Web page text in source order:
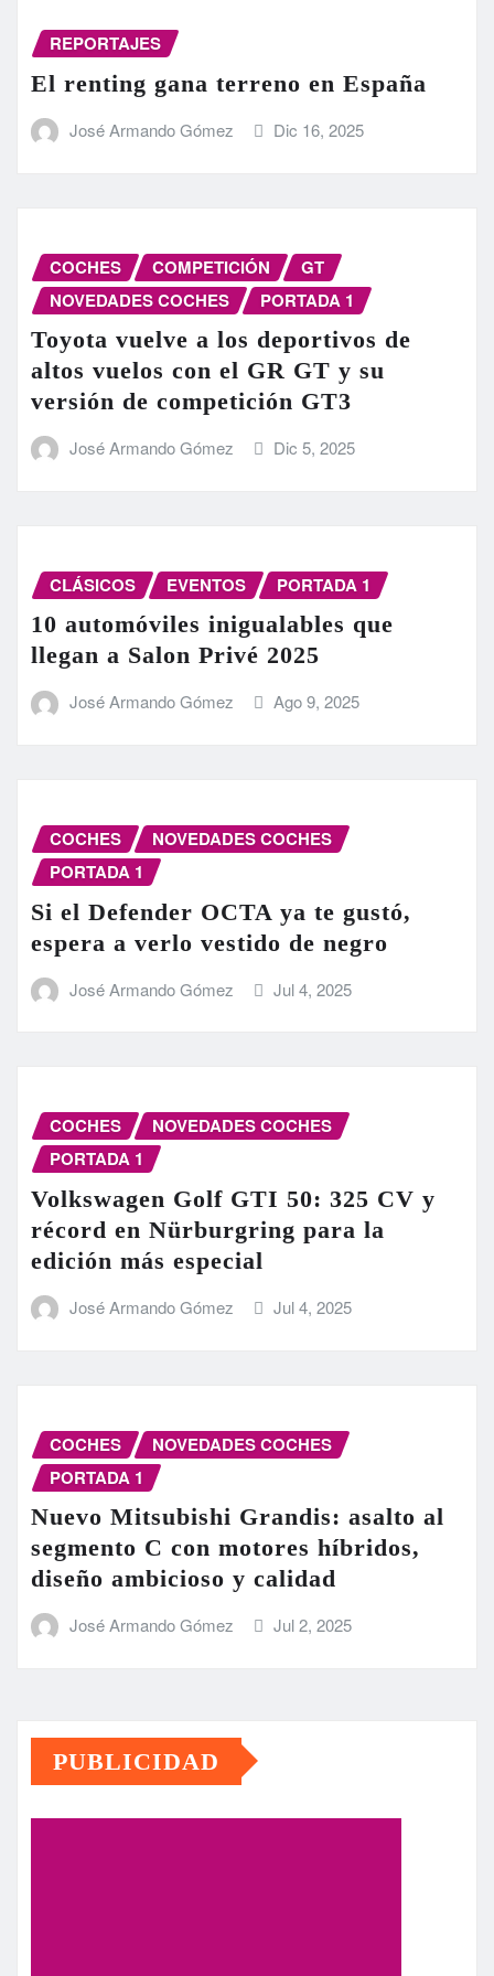
REPORTAJES
El renting gana terreno en España
José Armando Gómez Dic 16, 2025
COCHES COMPETICIÓN
GT
NOVEDADES COCHES
PORTADA 1
Toyota vuelve a los deportivos de
altos vuelos con el GR GT y su
versión de competición GT3
José Armando Gómez Dic 5, 2025
CLÁSICOS EVENTOS PORTADA 1
10 automóviles inigualables que
llegan a Salon Privé 2025
José Armando Gómez Ago 9, 2025
COCHES
NOVEDADES COCHES
PORTADA 1
Si el Defender OCTA ya te gustó,
espera a verlo vestido de negro
José Armando Gómez Jul 4, 2025
COCHES
NOVEDADES COCHES
PORTADA 1
Volkswagen Golf GTI 50: 325 CV y
récord en Nürburgring para la
edición más especial
José Armando Gómez Jul 4, 2025
COCHES
NOVEDADES COCHES
PORTADA 1
Nuevo Mitsubishi Grandis: asalto al
segmento C con motores híbridos,
diseño ambicioso y calidad
José Armando Gómez Jul 2, 2025
PUBLICIDAD